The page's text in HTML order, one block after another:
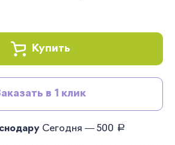
Купить
в 1 клик
Сегодня — 500 руб.